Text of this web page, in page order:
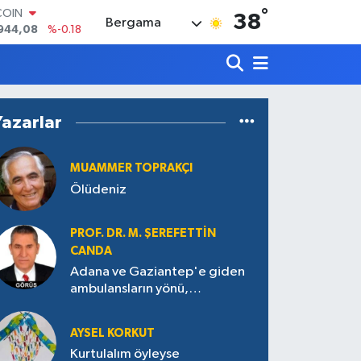
%0.18
%0.38
ALTIN
%-14
Bergama 38°
MUAMMER TOPRAKÇI
Ölüdeniz
PROF. DR. M. ŞEREFETTIN
CANDA
Adana ve Gaziantep'e giden
ambulansların yönü,
AYSEL KORKUT
Kurtulalım öyleyse